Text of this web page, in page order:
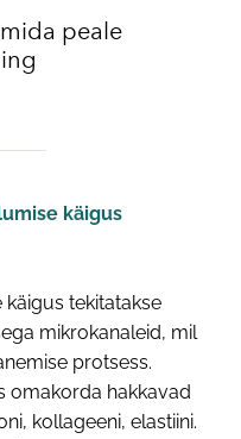
peale
käigus
tekitatakse
mikrokanaleid, mil
protsess.
omakorda hakkavad
kollageeni, elastiini.